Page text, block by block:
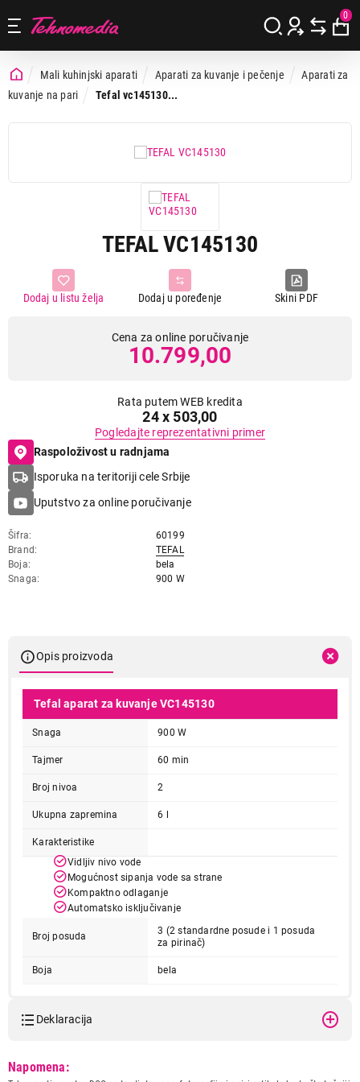
0
Mali kuhinjski aparati Aparati za kuvanje i pečenje
Aparati za
kuvanje na pari
Tefal vc145130...
TEFAL VC145130
Skini PDF
Dodaj u poređenje
Dodaj u listu želja
Cena za online poručivanje
10.799,00
Rata putem WEB kredita
24 x 503,00
Pogledajte reprezentativni primer
Raspoloživost u radnjama
Isporuka na teritoriji cele Srbije
Uputstvo za online poručivanje
Šifra
60199
Brand
TEFAL
Boja
bela
Snaga
900 W
Opis proizvoda
Tefal aparat za kuvanje VC145130
Snaga 900 W
Tajmer 60 min
Broj nivoa 2
Ukupna zapremina 6 l
Karakteristike
Vidljiv nivo vode
Mogućnost sipanja vode sa strane
Kompaktno odlaganje
Automatsko isključivanje
Broj posuda
3 (2 standardne posude i 1 posuda
za pirinač)
Boja bela
Deklaracija
Naziv i vrsta robe:
APARAT ZA KUVANJE NA
Napomena: